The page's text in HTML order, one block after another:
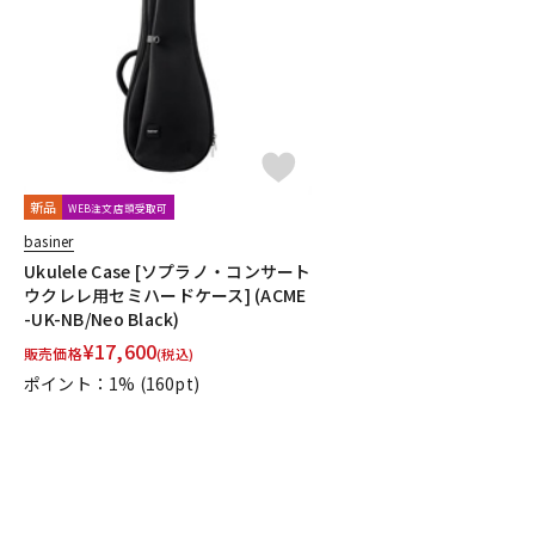
DJ機器
新品 WEB注文店頭受取可
basiner
Ukulele Case [ソプラノ・コンサート
ウクレレ用セミハードケース] (ACME
-UK-NB/Neo Black)
販売価格¥17,600(税込)
ポイント：1% (160pt)